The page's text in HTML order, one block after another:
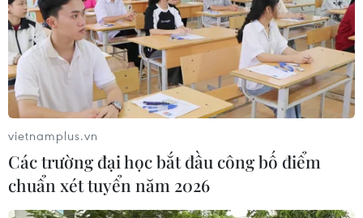
vietnamplus.vn
Các trường đại học bắt đầu công bố điểm
chuẩn xét tuyển năm 2026